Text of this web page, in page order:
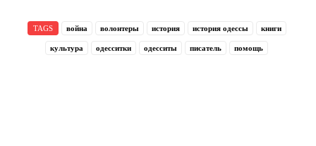
TAGS война волонтеры история история одессы книги
культура одесситки одесситы писатель помощь